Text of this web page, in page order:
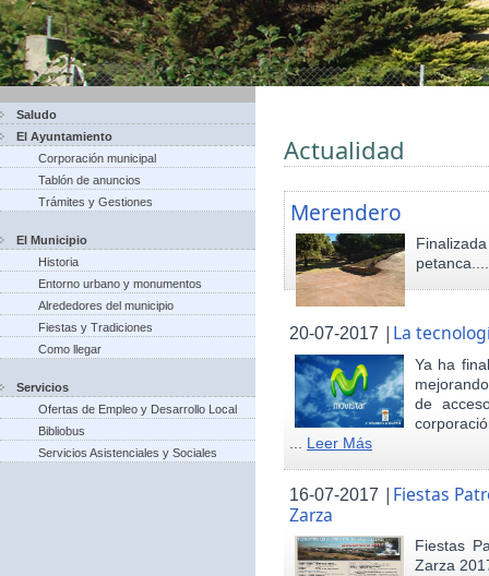
Saludo
El Ayuntamiento
Corporación municipal
Tablón de anuncios
Trámites y Gestiones
El Municipio
Historia
Entorno urbano y monumentos
Alrededores del municipio
Fiestas y Tradiciones
Como llegar
Servicios
Ofertas de Empleo y Desarrollo Local
Bibliobus
Servicios Asistenciales y Sociales
Actualidad
Merendero
20-07-2017 | La
Ya ha
de
Leer Más
16-07-2017 | Fiestas
Zarza
Fiestas
Zarza